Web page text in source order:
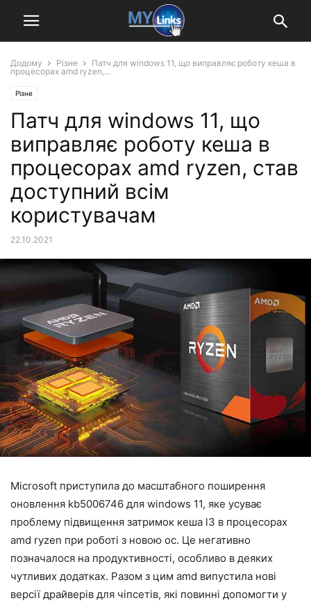
Додому Різне
Патч для windows 11, що виправляє роботу кеша в
процесорах amd ryzen,...
Різне
Патч для windows 11, що
виправляє роботу кеша в
процесорах amd ryzen, став
доступний всім
користувачам
22.10.2021
Microsoft приступила до масштабного поширення
оновлення kb5006746 для windows 11, яке усуває
проблему підвищення затримок кеша l3 в процесорах
amd ryzen при роботі з новою ос. Це негативно
позначалося на продуктивності, особливо в деяких
чутливих додатках. Разом з цим amd випустила нові
версії драйверів для чіпсетів, які повинні допомогти у